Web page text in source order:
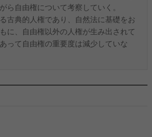
ら自由権について考察していく。
古典的人権であり、自然法に基礎をお
に、自由権以外の人権が生み出されて
って自由権の重要度は減少していな